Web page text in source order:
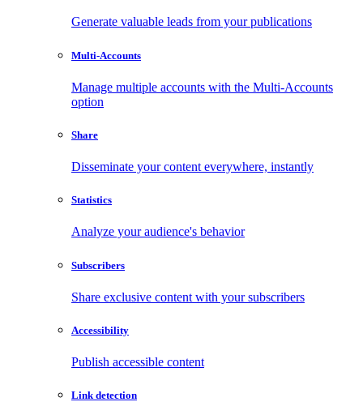
Generate valuable leads from your publications
Multi-Accounts
Manage multiple accounts with the Multi-Accounts
option
Share
Disseminate your content everywhere, instantly
Statistics
Analyze your audience's behavior
Subscribers
Share exclusive content with your subscribers
Accessibility
Publish accessible content
Link detection